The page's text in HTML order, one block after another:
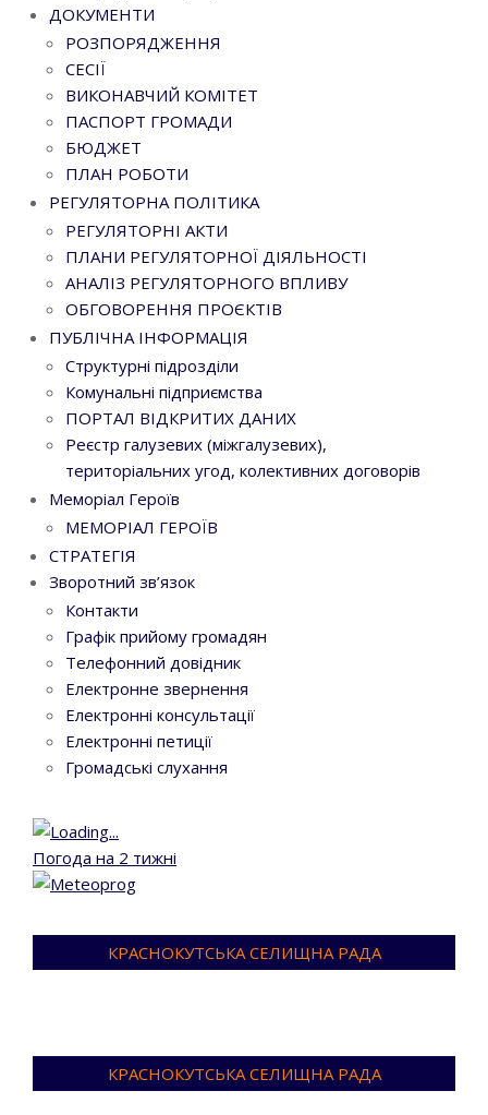
ДОКУМЕНТИ
РОЗПОРЯДЖЕННЯ
СЕСІЇ
ВИКОНАВЧИЙ КОМІТЕТ
ПАСПОРТ ГРОМАДИ
БЮДЖЕТ
ПЛАН РОБОТИ
РЕГУЛЯТОРНА ПОЛІТИКА
РЕГУЛЯТОРНІ АКТИ
ПЛАНИ РЕГУЛЯТОРНОЇ ДІЯЛЬНОСТІ
АНАЛІЗ РЕГУЛЯТОРНОГО ВПЛИВУ
ОБГОВОРЕННЯ ПРОЄКТІВ
ПУБЛІЧНА ІНФОРМАЦІЯ
Структурні підрозділи
Комунальні підприємства
ПОРТАЛ ВІДКРИТИХ ДАНИХ
Реєстр галузевих (міжгалузевих),
територіальних угод, колективних договорів
Меморіал Героїв
МЕМОРІАЛ ГЕРОЇВ
СТРАТЕГІЯ
Зворотний зв’язок
Контакти
Графік прийому громадян
Телефонний довідник
Електронне звернення
Електронні консультації
Електронні петиції
Громадські слухання
Погода на 2 тижні
КРАСНОКУТСЬКА СЕЛИЩНА РАДА
КРАСНОКУТСЬКА СЕЛИЩНА РАДА